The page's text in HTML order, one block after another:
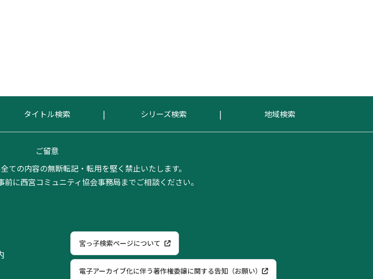
タイトル検索 シリーズ検索 地域検索
ご留意
ての内容の無断転記・転用を堅く禁止いたします。
に西宮コミュニティ協会事務局までご相談ください。
宮っ子検索ページについて
電子アーカイブ化に伴う著作権委譲に関する告知（お願い）